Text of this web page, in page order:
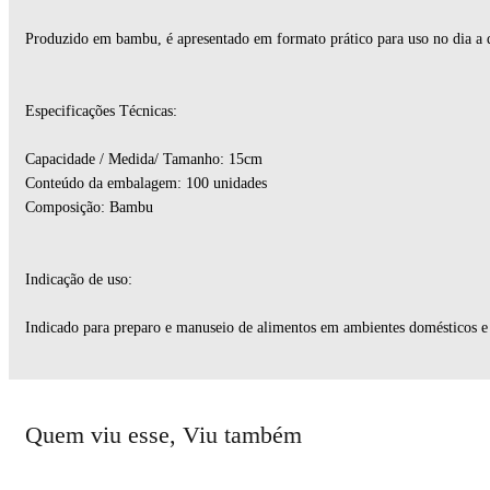
Produzido em bambu, é apresentado em formato prático para uso no dia a
Especificações Técnicas:
Capacidade / Medida/ Tamanho: 15cm
Conteúdo da embalagem: 100 unidades
Composição: Bambu
Indicação de uso:
Indicado para preparo e manuseio de alimentos em ambientes domésticos e
Quem viu esse, Viu também